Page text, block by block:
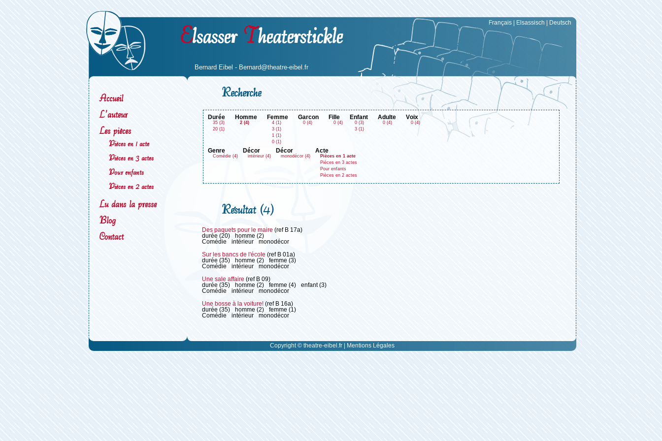
Français| Elsassisch Deutsch
Elsasser Theaterstickle
Bernard Eibel - Bernard@theatre-eibel.fr
Accueil
L'auteur
Les pièces
Pièces en 1 acte
Pièces en 3 actes
Pour enfants
Pièces en 2 actes
Lu dans la presse
Blog
Contact
Recherche
durée
35 (3)
20 (1)
homme
2 (4)
femme
4 (1)
3 (1)
1 (1)
0 (1)
garcon
0 (4)
fille
0 (4)
enfant
0 (3)
3 (1)
adulte
0 (4)
voix
0 (4)
genre
Comédie (4)
décor
intérieur (4)
décor
monodécor (4)
acte
Pièces en 1 acte
Pièces en 3 actes
Pour enfants
Pièces en 2 actes
Résultat (4)
Des paquets pour le maire (ref B 17a)
durée (20)
homme (2)
Comédie
intérieur monodécor
Sur les bancs de l'école(ref B 01a)
durée (35)
homme (2)
femme (3)
Comédie
intérieur monodécor
Une sale affaire (ref B 09)
durée (35)
homme (2) femme (4)
enfant (3)
Comédie
intérieur monodécor
Une bosse à la voiture!(ref B 16a)
durée (35)
homme (2)
femme (1)
Comédie
intérieur monodécor
Copyright © theatre-eibel.fr | Mentions Légales